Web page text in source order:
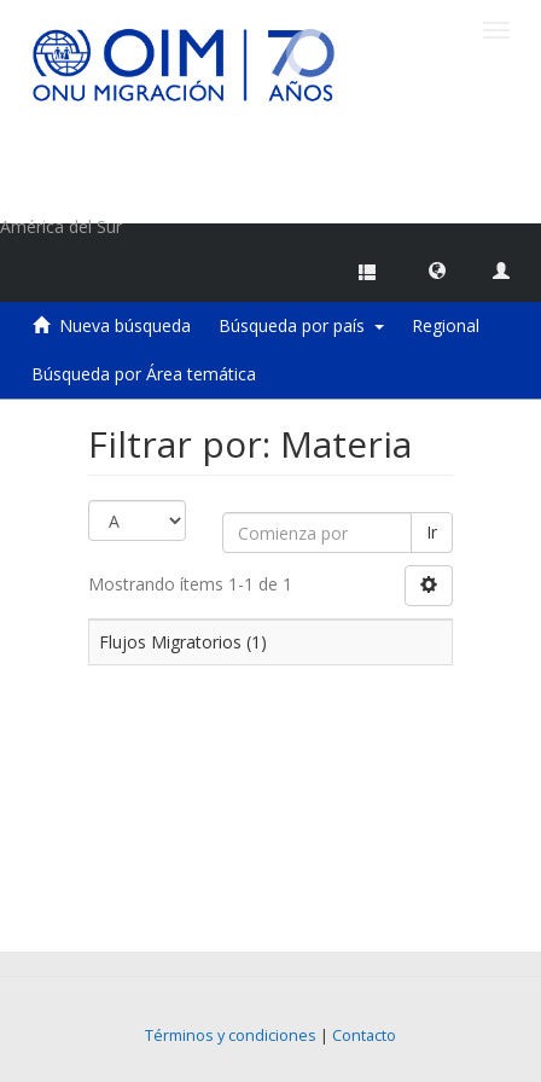
América del Sur
Nueva búsqueda Búsqueda por país Regional
Búsqueda por Área temática
Filtrar por: Materia
Ir
Mostrando ítems 1-1 de 1
Flujos Migratorios (1)
Términos y condiciones | Contacto